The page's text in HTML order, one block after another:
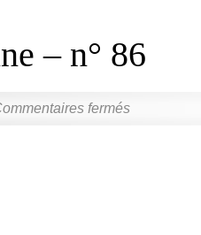
– n° 86
fermés